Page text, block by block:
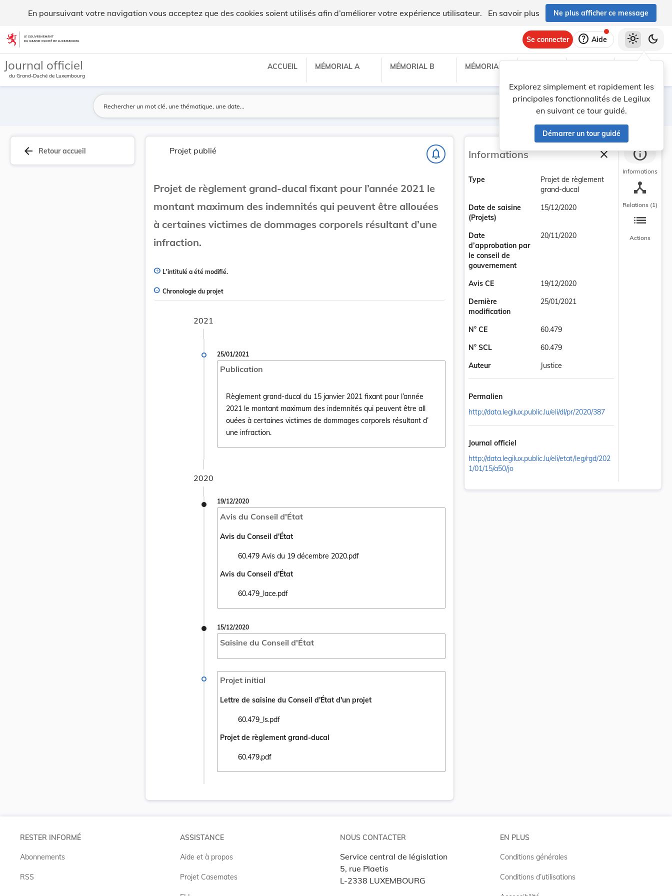
En poursuivant votre navigation vous acceptez que des cookies soient utilisés afin d’améliorer votre expérience utilisateur. En savoir plus Ne plus afficher ce message
Aller au contenu
Se connecter help Aide
Explorez simplement et rapidement les
principales fonctionnalités de Legilux
en suivant ce tour guidé.
Démarrer un tour guidé
light_mode dark_mode
Journal officiel
du Grand-Duché de Luxembourg
ACCUEIL MÉMORIAL A MÉMORIAL B MÉMORIAL C
Lancer la recherche
Filtres
arrow_back Retour accueil Projet publié notifications_none
Projet de règlement grand-ducal fixant pour l’année 2021 le
montant maximum des indemnités qui peuvent être allouées
à certaines victimes de dommages corporels résultant d’une
infraction.
L'intitulé a été modifié.
Chronologie du projet
2021
25/01/2021
Publication
Règlement grand-ducal du 15 janvier 2021 fixant pour l’année
2021 le montant maximum des indemnités qui peuvent être all
ouées à certaines victimes de dommages corporels résultant d’
une infraction.
Ouvrir le document Règlement grand-ducal du 15 janvier 2021 fixant pour l’année 2021 le montant maximum des indemnités qui peuvent
2020
19/12/2020
Avis du Conseil d'État
Avis du Conseil d'État
60.479 Avis du 19 décembre 2020.pdf
Ouvrir le document 60.479 Avis du 19 décembre 2020.pdf dans un nouvel onglet
Avis du Conseil d'État
60.479_lace.pdf
Ouvrir le document 60.479_lace.pdf dans un nouvel onglet
15/12/2020
Saisine du Conseil d'État
Projet initial
Lettre de saisine du Conseil d'État d'un projet
60.479_ls.pdf
Ouvrir le document 60.479_ls.pdf dans un nouvel onglet
Projet de règlement grand-ducal
60.479.pdf
Ouvrir le document 60.479.pdf dans un nouvel onglet
Informations closeFermer la barre
Type
Projet de règlement
grand-ducal
Date de saisine
(Projets)
15/12/2020
Date
d’approbation par
le conseil de
gouvernement
20/11/2020
Avis CE
19/12/2020
Dernière
modification
25/01/2021
N° CE
60.479
N° SCL
60.479
Auteur
Justice
Permalien
http://data.legilux.public.lu/eli/dl/pr/2020/387
Journal officiel
http://data.legilux.public.lu/eli/etat/leg/rgd/202
1/01/15/a50/jo
info
Informations
device_hub
Relations (1)
list
Actions
RESTER INFORMÉ
Abonnements
RSS
ASSISTANCE
Aide et à propos
Projet Casemates
NOUS CONTACTER
Service central de législation
5, rue Plaetis
L-2338 LUXEMBOURG
EN PLUS
Conditions générales
Conditions d’utilisations